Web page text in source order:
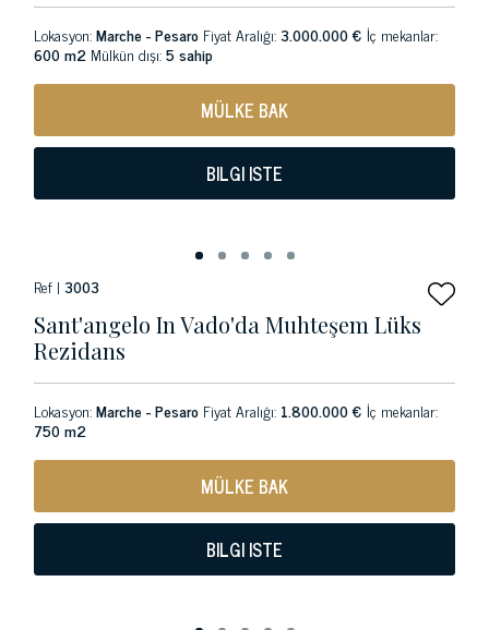
Lokasyon:Marche - Pesaro Fiyat Aralığı:3.000.000 € İç mekanlar:
600 m2 Mülkün dışı:5 sahip
MÜLKE BAK
BILGI ISTE
Ref | 3003
Sant'angelo In Vado'da Muhteşem Lüks
Rezidans
Lokasyon:Marche - Pesaro Fiyat Aralığı: 1.800.000 € İç mekanlar:
750 m2
MÜLKE BAK
BILGI ISTE